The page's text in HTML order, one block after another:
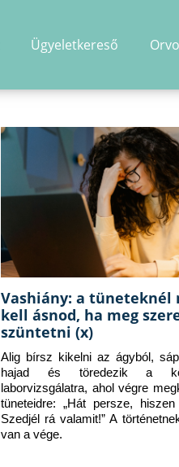
Ügyeletkereső
Vashiány: a tüneteknél
kell ásnod, ha meg
szüntetni (x)
Alig bírsz kikelni az ágyból,
hajad és töredezik a
laborvizsgálatra, ahol végre
tüneteidre: „Hát persze,
Szedjél rá valamit!” A
van a vége.